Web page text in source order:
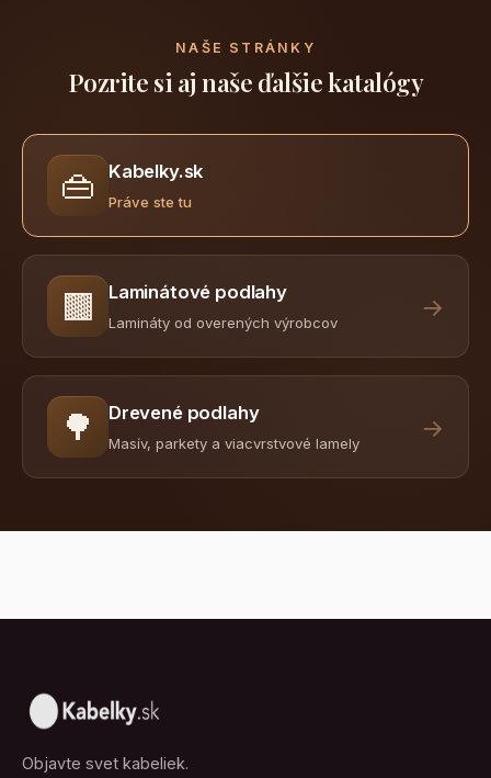
NAŠE STRÁNKY
Pozrite si aj naše ďalšie katalógy
👜 Kabelky.sk
Práve ste tu
🟫 Laminátové podlahy
Lamináty od overených výrobcov
→
🌳 Drevené podlahy
Masív, parkety a viacvrstvové lamely
→
Objavte svet kabeliek.